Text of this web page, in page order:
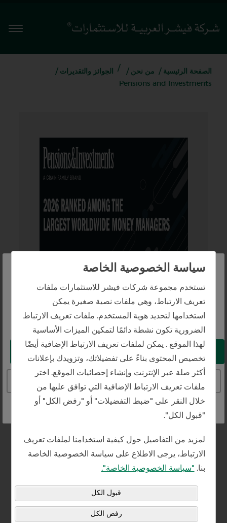
The website you are trying to reach is
intended for investors in Saudi Arabia
You appear to be in the United States
Take me to the United States website
Continue to the Saudi Arabia website
الصفحة الرئيسية / من نحن /
/ الجوائز والتقديرات /
Pensions and Investments
أحدى أكبر شركات
إدارة الأموال
مقدمة من
Pensions & Investments
الحائز على الجائزة
شركة فيشر للاستثمارات
مُنحت في
تم إدراج شركة فيشر للاستثمارات ضمن قائمة معاشات
التقاعد والاستثمارات لأكبر 500 شركة إدارة أموال في
العالم - بناءً على مجموع الأصول التي تُديرها للمؤسسات
سياسة الخصوصية الخاصة
تستخدم مجموعة شركات فيشر للاستثمارات ملفات
تعريف الارتباط، وهي ملفات نصية صغيرة يمكن
استخدامها لتحديد هوية المستخدم. ملفات تعريف الارتباط
الضرورية تكون نشطة دائمًا لتمكين الميزات الأساسية
لهذا الموقع . يمكن لملفات تعريف الارتباط الإضافية أيضًا
تخصيص المحتوى بناءً على تفضيلاتك، وتزويدك بإعلانات
أكثر صلة عبر الإنترنت وإنشاء إحصائيات الموقع. اختر
ملفات تعريف الارتباط الإضافية التي توافق عليها من
خلال النقر على "ضبط التفضيلات" أو "رفض الكل" أو
"قبول الكل".
لمزيد من التفاصيل حول كيفية استخدامنا لملفات تعريف
الارتباط، يرجى الاطلاع على سياسة الخصوصية الخاصة
بنا. "سياسة الخصوصية الخاصة".
قبول الكل
رفض الكل